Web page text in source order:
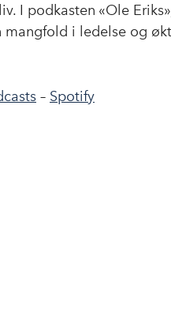
I podkasten «Ole
mangfold i ledelse og
– Spotify